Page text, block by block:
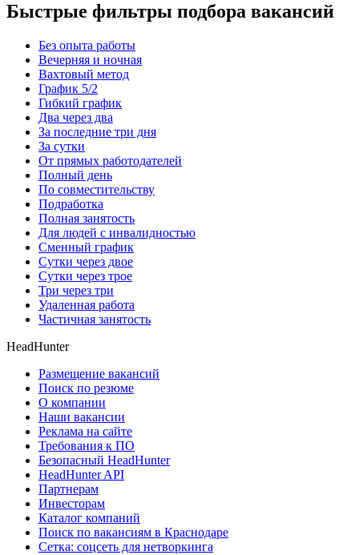
Быстрые фильтры подбора вакансий
Без опыта работы
Вечерняя и ночная
Вахтовый метод
График 5/2
Гибкий график
Два через два
За последние три дня
За сутки
От прямых работодателей
Полный день
По совместительству
Подработка
Полная занятость
Для людей с инвалидностью
Сменный график
Сутки через двое
Сутки через трое
Три через три
Удаленная работа
Частичная занятость
HeadHunter
Размещение вакансий
Поиск по резюме
О компании
Наши вакансии
Реклама на сайте
Требования к ПО
Безопасный HeadHunter
HeadHunter API
Партнерам
Инвесторам
Каталог компаний
Поиск по вакансиям в Краснодаре
Сетка: соцсеть для нетворкинга